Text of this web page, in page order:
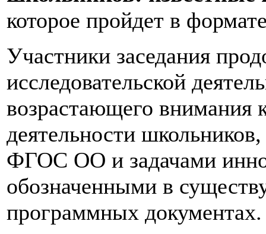
которое пройдет в
Участники заседания
исследовательской
возрастающего внимания
деятельности
ФГОС ОО и задачами
обозначенными в
программных документах.